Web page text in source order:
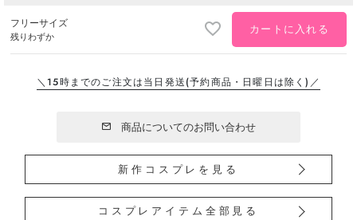
フリーサイズ
残りわずか カートに入れる
＼15時までのご注文は当日発送(予約商品・日曜日は除く)／
商品についてのお問い合わせ
新作コスプレを見る
コスプレアイテム全部見る